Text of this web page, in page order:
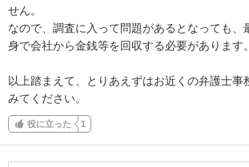
せん。
なので、調査に入って問題があるとなっても、
身で会社から金銭等を回収する必要があります。
以上踏まえて、とりあえずはお近くの弁護士事
みてください。
役に立った 1